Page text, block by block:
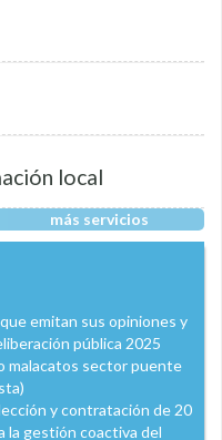
local
más servicios
emitan sus opiniones y
pública 2025
malacatos sector puente
y contratación de 20
la gestión coactiva del